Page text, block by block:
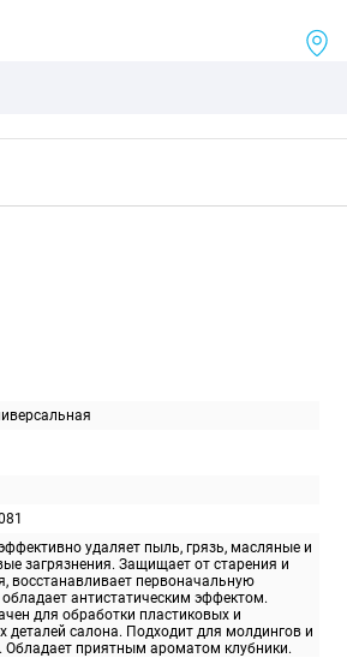
удаляет пыль, грязь, масляные и
загрязнения. Защищает от старения и
восстанавливает первоначальную
обладает антистатическим эффектом.
для обработки пластиковых и
деталей салона. Подходит для молдингов и
Обладает приятным ароматом клубники.